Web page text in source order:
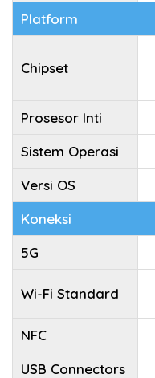
Platform
Chipset
Prosesor Inti
Sistem Operasi
Versi OS
Koneksi
5G
Wi-Fi Standard
NFC
USB Connectors